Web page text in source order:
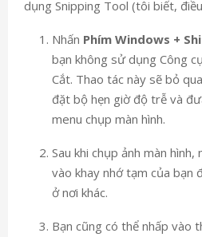
dụng Snipping Tool (tôi biết,
Nhấn Phím Windows +
bạn không sử dụng Công
Cắt. Thao tác này sẽ bỏ
đặt bộ hẹn giờ độ trễ và
menu chụp màn hình.
Sau khi chụp ảnh màn
vào khay nhớ tạm của bạn
ở nơi khác.
Bạn cũng có thể nhấp vào